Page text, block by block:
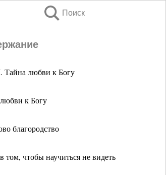
Поиск
Тайна любви к Богу
к Богу
благородство
том, чтобы научиться не видеть